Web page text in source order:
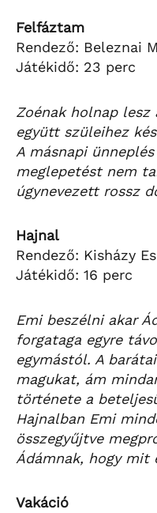
Felfáztam
Rendező: Beleznai
Játékidő: 23 perc
Zoénak holnap lesz
együtt szüleihez
A másnapi
meglepetést nem
úgynevezett rossz
Hajnal
Rendező: Kisházy
Játékidő: 16 perc
Emi beszélni akar
forgataga egyre
egymástól. A
magukat, ám
története a
Hajnalban Emi
összegyűjtve
Ádámnak, hogy mit
Vakáció